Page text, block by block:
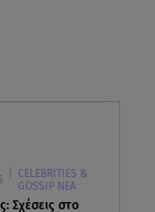
στο
Λίζα
CELEBRITIES &
GOSSIP ΝΕΑ
Σχέσεις στο